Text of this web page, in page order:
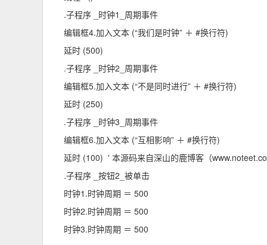
.子程序 _时钟1_周期事件
编辑框4.加入文本 (“我们是时钟” ＋ #换行符)
延时 (500)
.子程序 _时钟2_周期事件
编辑框5.加入文本 (“不是同时进行” ＋ #换行符)
延时 (250)
.子程序 _时钟3_周期事件
编辑框6.加入文本 (“互相影响” ＋ #换行符)
延时 (100) ' 本源码来自深山的鹿博客（
.子程序 _按钮2_被单击
时钟1.时钟周期 ＝ 500
时钟2.时钟周期 ＝ 500
时钟3.时钟周期 ＝ 500